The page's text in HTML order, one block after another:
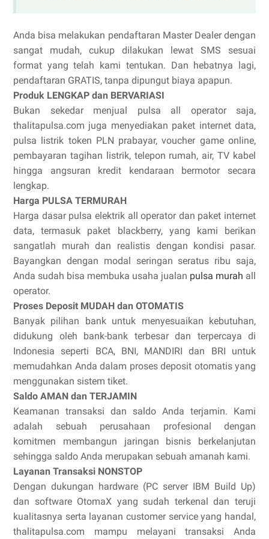
Anda bisa melakukan pendaftaran Master Dealer dengan
sangat mudah, cukup dilakukan lewat SMS sesuai
format yang telah kami tentukan. Dan hebatnya lagi,
pendaftaran GRATIS, tanpa dipungut biaya apapun.
Produk LENGKAP dan BERVARIASI
Bukan sekedar menjual pulsa all operator saja,
thalitapulsa.com juga menyediakan paket internet data,
pulsa listrik token PLN prabayar, voucher game online,
pembayaran tagihan listrik, telepon rumah, air, TV kabel
hingga angsuran kredit kendaraan bermotor secara
lengkap.
Harga PULSA TERMURAH
Harga dasar pulsa elektrik all operator dan paket internet
data, termasuk paket blackberry, yang kami berikan
sangatlah murah dan realistis dengan kondisi pasar.
Bayangkan dengan modal seringan seratus ribu saja,
Anda sudah bisa membuka usaha jualan pulsa murah all
operator.
Proses Deposit MUDAH dan OTOMATIS
Banyak pilihan bank untuk menyesuaikan kebutuhan,
didukung oleh bank-bank terbesar dan terpercaya di
Indonesia seperti BCA, BNI, MANDIRI dan BRI untuk
memudahkan Anda dalam proses deposit otomatis yang
menggunakan sistem tiket.
Saldo AMAN dan TERJAMIN
Keamanan transaksi dan saldo Anda terjamin. Kami
adalah sebuah perusahaan profesional dengan
komitmen membangun jaringan bisnis berkelanjutan
sehingga saldo Anda merupakan sebuah amanah kami.
Layanan Transaksi NONSTOP
Dengan dukungan hardware (PC server IBM Build Up)
dan software OtomaX yang sudah terkenal dan teruji
kualitasnya serta layanan customer service yang handal,
thalitapulsa.com mampu melayani transaksi Anda